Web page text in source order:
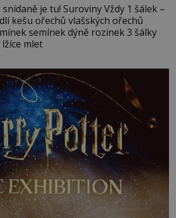
Vždy 1 šálek –
kešu ořechů vlašských ořechů
semínek dýně rozinek 3 šálky
mlet